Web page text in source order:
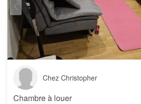
Chez Christopher
Chambre à louer